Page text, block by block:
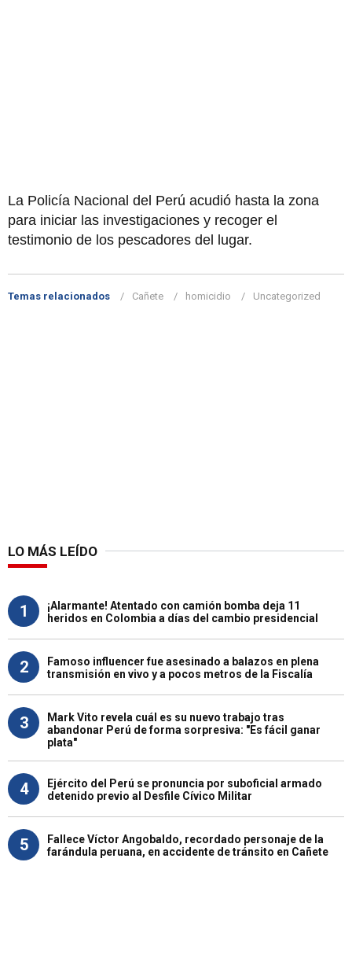
La Policía Nacional del Perú acudió hasta la zona
para iniciar las investigaciones y recoger el
testimonio de los pescadores del lugar.
Temas relacionados Cañete homicidio Uncategorized
LO MÁS LEÍDO
1
¡Alarmante! Atentado con camión bomba deja 11
heridos en Colombia a días del cambio presidencial
2
Famoso influencer fue asesinado a balazos en plena
transmisión en vivo y a pocos metros de la Fiscalía
3
Mark Vito revela cuál es su nuevo trabajo tras
abandonar Perú de forma sorpresiva: "Es fácil ganar
plata"
4
Ejército del Perú se pronuncia por suboficial armado
detenido previo al Desfile Cívico Militar
5
Fallece Víctor Angobaldo, recordado personaje de la
farándula peruana, en accidente de tránsito en Cañete